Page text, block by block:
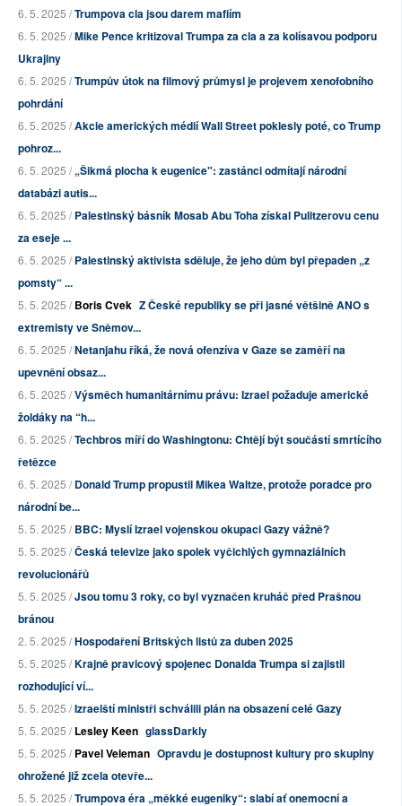
6. 5. 2025 /Trumpova cla jsou darem mafiím
6. 5. 2025 /Mike Pence kritizoval Trumpa za cla a za kolísavou podporu
Ukrajiny
6. 5. 2025 /Trumpův útok na filmový průmysl je projevem xenofobního
pohrdání
6. 5. 2025 /Akcie amerických médií Wall Street poklesly poté, co Trump
pohroz...
6. 5. 2025 /„Šikmá plocha k eugenice": zastánci odmítají národní
databázi autis...
6. 5. 2025 /Palestinský básník Mosab Abu Toha získal Pulitzerovu cenu
za eseje ...
6. 5. 2025 /Palestinský aktivista sděluje, že jeho dům byl přepaden „z
pomsty“ ...
5. 5. 2025 /Boris Cvek Z České republiky se při jasné většině ANO s
extremisty ve Sněmov...
6. 5. 2025 /Netanjahu říká, že nová ofenzíva v Gaze se zaměří na
upevnění obsaz...
6. 5. 2025 /Výsměch humanitárnímu právu: Izrael požaduje americké
žoldáky na “h...
6. 5. 2025 /Techbros míří do Washingtonu: Chtějí být součástí smrtícího
řetězce
6. 5. 2025 /Donald Trump propustil Mikea Waltze, protože poradce pro
národní be...
5. 5. 2025 /BBC: Myslí Izrael vojenskou okupaci Gazy vážně?
5. 5. 2025 /Česká televize jako spolek vyčichlých gymnaziálních
revolucionářů
5. 5. 2025 /Jsou tomu 3 roky, co byl vyznačen kruháč před Prašnou
bránou
2. 5. 2025 /Hospodaření Britských listů za duben 2025
5. 5. 2025 /Krajně pravicový spojenec Donalda Trumpa si zajistil
rozhodující ví...
5. 5. 2025 /Izraelští ministři schválili plán na obsazení celé Gazy
5. 5. 2025 /Lesley Keen glassDarkly
5. 5. 2025 /Pavel Veleman Opravdu je dostupnost kultury pro skupiny
ohrožené již zcela otevře...
5. 5. 2025 /Trumpova éra „měkké eugeniky“: slabí ať onemocní a